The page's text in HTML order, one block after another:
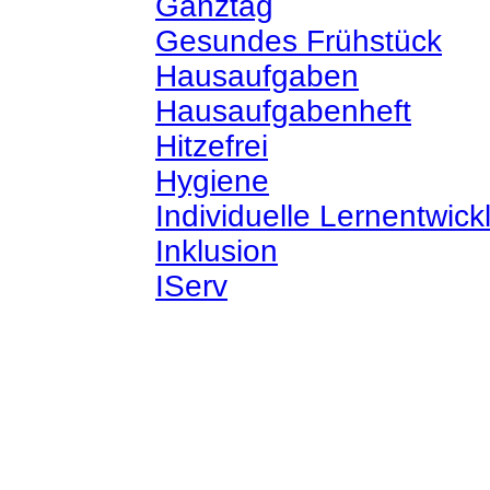
Gesundes Frühstück
Hausaufgaben
Hausaufgabenheft
Hitzefrei
Hygiene
Individuelle
Inklusion
IServ